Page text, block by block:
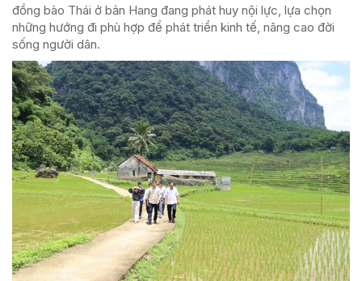
đồng bào Thái ở bản Hang đang phát huy nội lực, lựa chọn
những hướng đi phù hợp để phát triển kinh tế, nâng cao đời
sống người dân.